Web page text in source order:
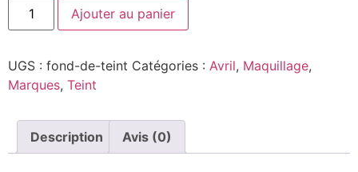
Ajouter au panier
UGS : fond-de-teint Catégories : Avril, Maquillage,
Marques, Teint
Description Avis (0)